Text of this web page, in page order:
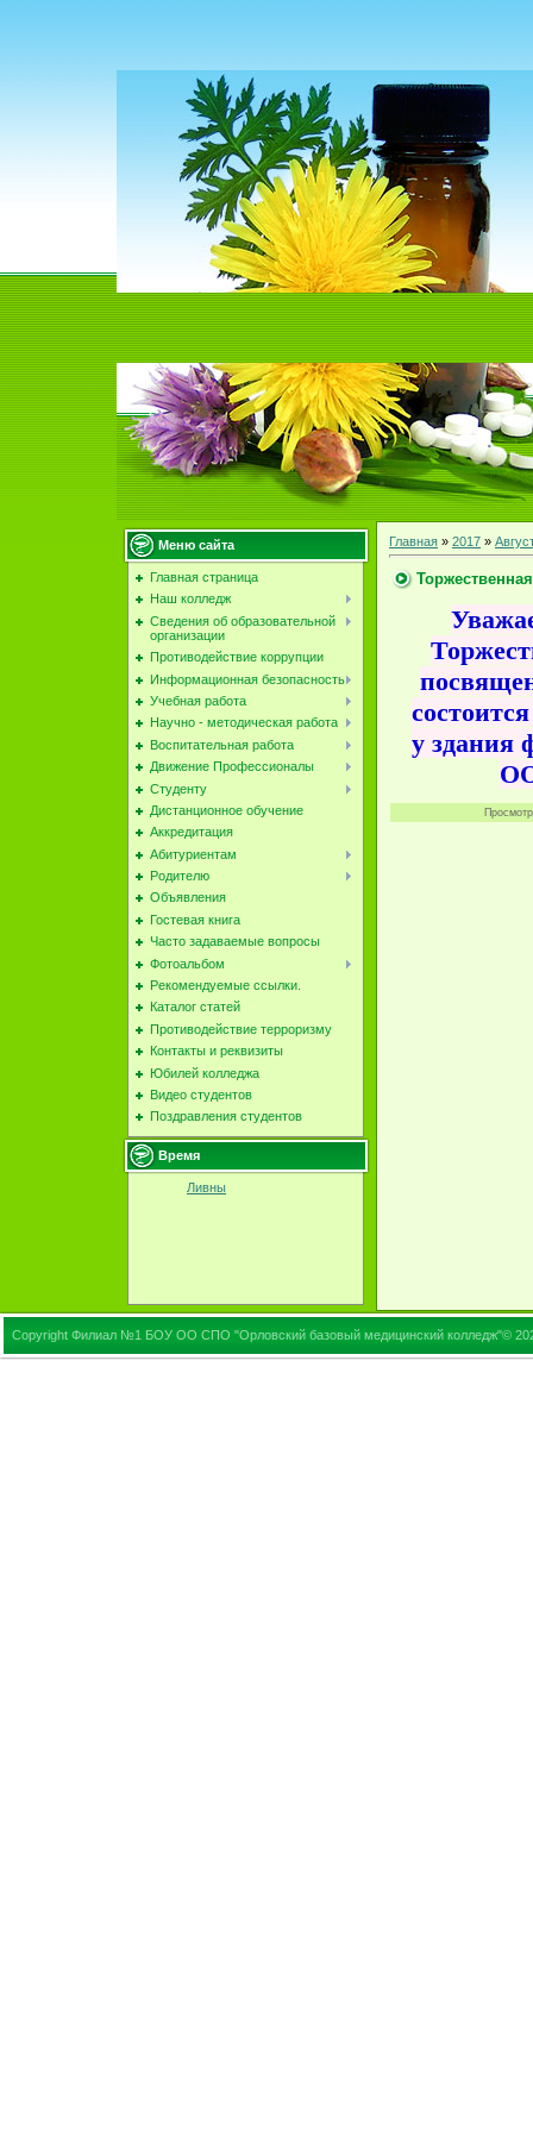
Меню сайта
Главная страница
Наш колледж
Сведения об образовательной
организации
Противодействие коррупции
Информационная безопасность
Учебная работа
Научно - методическая работа
Воспитательная работа
Движение Профессионалы
Студенту
Дистанционное обучение
Аккредитация
Абитуриентам
Родителю
Объявления
Гостевая книга
Часто задаваемые вопросы
Фотоальбом
Рекомендуемые ссылки.
Каталог статей
Противодействие терроризму
Контакты и реквизиты
Юбилей колледжа
Видео студентов
Поздравления студентов
Время
Ливны
Главная » 2017 »
у
Copyright Филиал №1 БОУ ОО СПО "Орловский базовый медицинский колледж"©